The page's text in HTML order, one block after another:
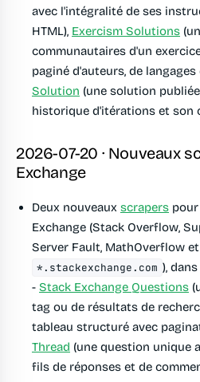
avec l'intégralité de ses
HTML), Exercism Solutions
communautaires d'un
paginé d'auteurs, de
Solution (une solution
historique d'itérations et son
2026-07-20 · Nouveaux
Exchange
Deux nouveaux scrapers
Exchange (Stack Overflow,
Server Fault, MathOverflow
*.stackexchange.com ),
- Stack Exchange Questions
tag ou de résultats de
tableau structuré avec
Thread (une question unique
fils de réponses et de